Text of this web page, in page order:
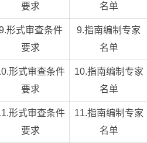
要求
名单
形式审查条件
要求
9.指南编制专家
名单
形式审查条件
要求
10.指南编制专家
名单
形式审查条件
要求
11.指南编制专家
名单